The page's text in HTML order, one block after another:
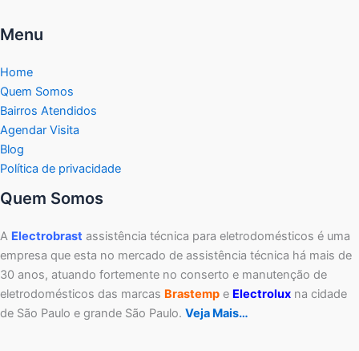
Menu
Home
Quem Somos
Bairros Atendidos
Agendar Visita
Blog
Política de privacidade
Quem Somos
A Electrobrast assistência técnica para eletrodomésticos é uma
empresa que esta no mercado de assistência técnica há mais de
30 anos, atuando fortemente no conserto e manutenção de
eletrodomésticos das marcas Brastemp e Electrolux na cidade
de São Paulo e grande São Paulo. Veja Mais…